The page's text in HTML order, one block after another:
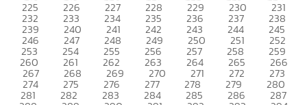
225 226 227 228 229 230 231
232 233 234 235 236 237 238
239 240 241 242 243 244 245
246 247 248 249 250 251 252
253 254 255 256 257 258 259
260 261 262 263 264 265 266
267 268 269 270 271 272 273
274 275 276 277 278 279 280
281 282 283 284 285 286 287